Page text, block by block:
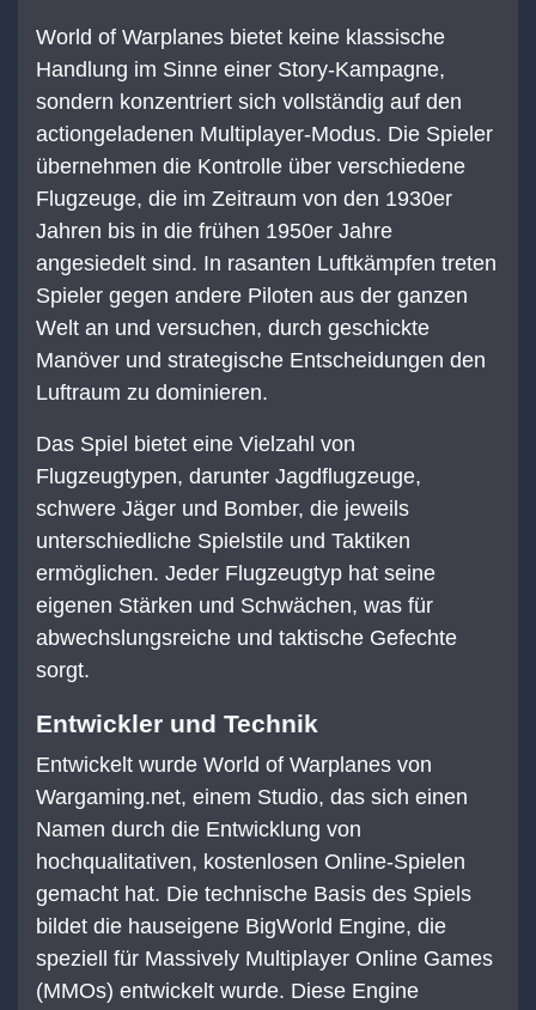
World of Warplanes bietet keine klassische
Handlung im Sinne einer Story-Kampagne,
sondern konzentriert sich vollständig auf den
actiongeladenen Multiplayer-Modus. Die Spieler
übernehmen die Kontrolle über verschiedene
Flugzeuge, die im Zeitraum von den 1930er
Jahren bis in die frühen 1950er Jahre
angesiedelt sind. In rasanten Luftkämpfen treten
Spieler gegen andere Piloten aus der ganzen
Welt an und versuchen, durch geschickte
Manöver und strategische Entscheidungen den
Luftraum zu dominieren.
Das Spiel bietet eine Vielzahl von
Flugzeugtypen, darunter Jagdflugzeuge,
schwere Jäger und Bomber, die jeweils
unterschiedliche Spielstile und Taktiken
ermöglichen. Jeder Flugzeugtyp hat seine
eigenen Stärken und Schwächen, was für
abwechslungsreiche und taktische Gefechte
sorgt.
Entwickler und Technik
Entwickelt wurde World of Warplanes von
Wargaming.net, einem Studio, das sich einen
Namen durch die Entwicklung von
hochqualitativen, kostenlosen Online-Spielen
gemacht hat. Die technische Basis des Spiels
bildet die hauseigene BigWorld Engine, die
speziell für Massively Multiplayer Online Games
(MMOs) entwickelt wurde. Diese Engine